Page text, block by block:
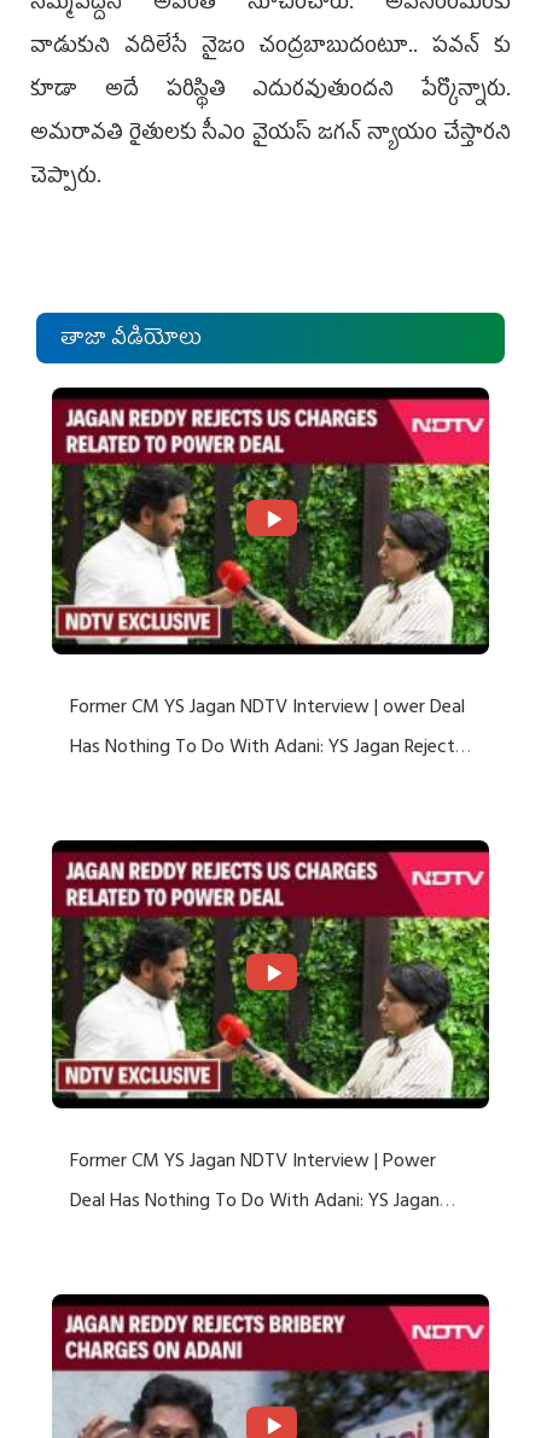
వాడుకుని వదిలేసే నైజం చంద్రబాబుదంటూ.. పవన్ కు
కూడా అదే పరిస్థితి ఎదురవుతుందని పేర్కొన్నారు.
అమరావతి రైతులకు సీఎం వైయస్‌ జగన్ న్యాయం చేస్తారని
చెప్పారు.
తాజా వీడియోలు
Former CM YS Jagan NDTV Interview | ower Deal
Has Nothing To Do With Adani: YS Jagan Rejects
Former CM YS Jagan NDTV Interview | Power
Deal Has Nothing To Do With Adani: YS Jagan